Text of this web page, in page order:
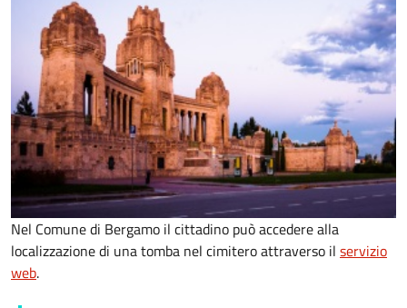
Nel Comune di Bergamo il cittadino può accedere alla
localizzazione di una tomba nel cimitero attraverso il servizio
web.